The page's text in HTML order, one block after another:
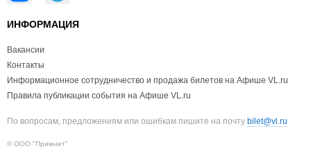
ИНФОРМАЦИЯ
Вакансии
Контакты
Информационное сотрудничество и продажа билетов на Афише VL.ru
Правила публикации события на Афише VL.ru
По вопросам, предложениям или ошибкам пишите на почту bilet@vl.ru
© ООО "Примнет"